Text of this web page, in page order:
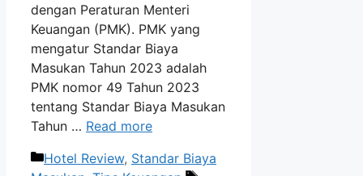
dengan Peraturan Menteri
Keuangan (PMK). PMK yang
mengatur Standar Biaya
Masukan Tahun 2023 adalah
PMK nomor 49 Tahun 2023
tentang Standar Biaya Masukan
Tahun … Read more
Categories
Hotel Review, Standar Biaya